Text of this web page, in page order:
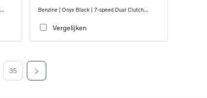
Benzine | Onyx Black | 7-speed Dual Clutch
Vergelijken
35